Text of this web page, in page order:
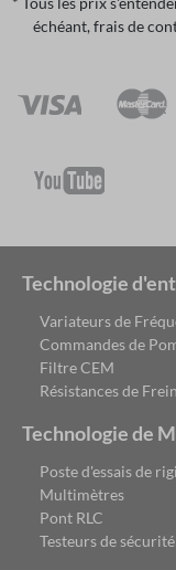
échéant, frais de
Technologie
Variateurs de
Commandes de
Filtre CEM
Résistances de
Technologie de
Poste d'essais de
Multimètres
Pont RLC
Testeurs de